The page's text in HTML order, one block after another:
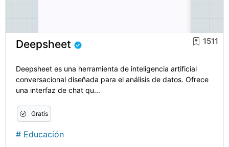
Deepsheet 1511
Deepsheet es una herramienta de inteligencia artificial
conversacional diseñada para el análisis de datos. Ofrece
una interfaz de chat qu...
Gratis
# Educación